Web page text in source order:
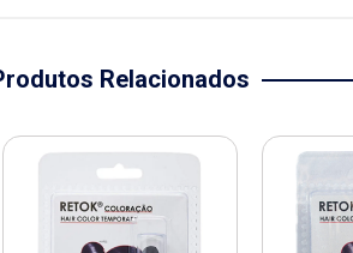
Relacionados